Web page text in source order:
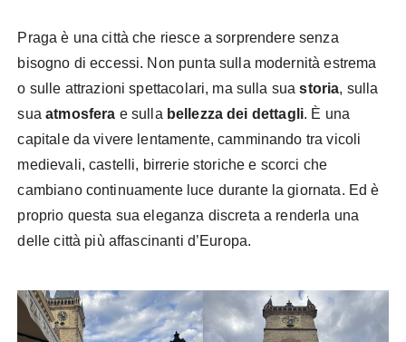
Praga è una città che riesce a sorprendere senza
bisogno di eccessi. Non punta sulla modernità estrema
o sulle attrazioni spettacolari, ma sulla suastoria, sulla
suaatmosfera e sulla bellezza dei dettagli. È una
capitale da vivere lentamente, camminando tra vicoli
medievali, castelli, birrerie storiche e scorci che
cambiano continuamente luce durante la giornata. Ed è
proprio questa sua eleganza discreta a renderla una
delle città più affascinanti d’Europa.